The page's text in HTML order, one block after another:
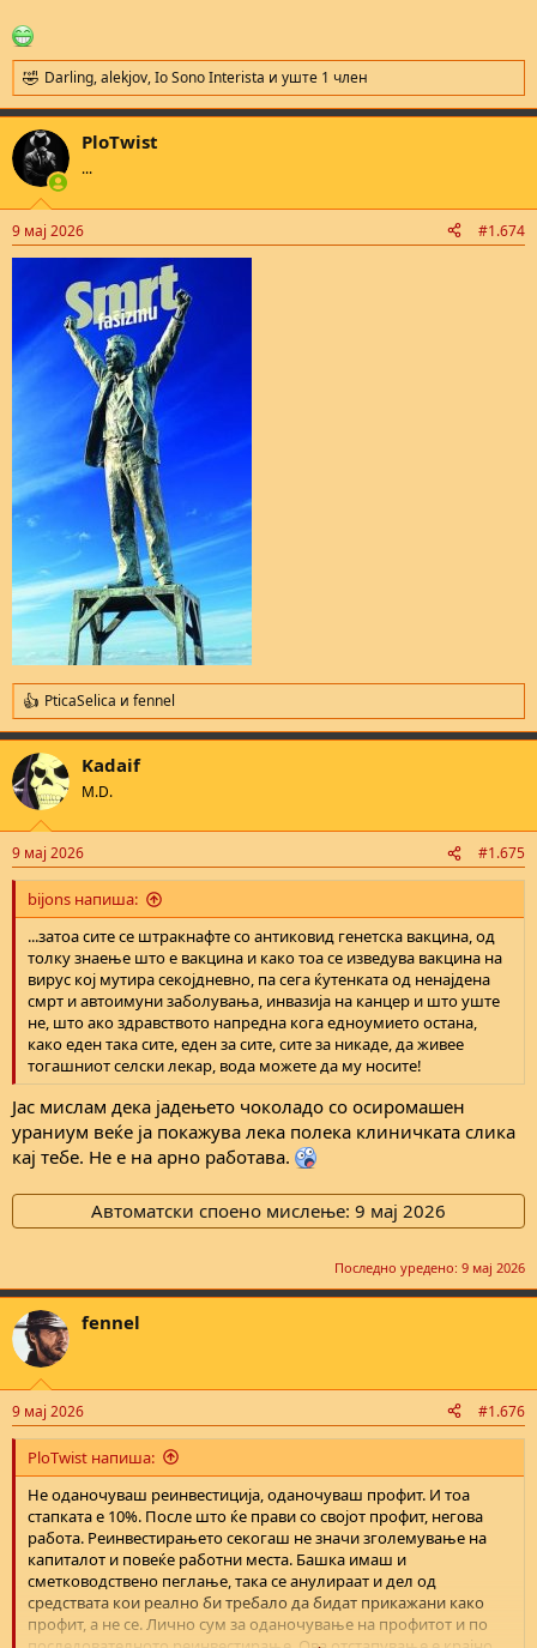
R
e
a
c
t
i
s
:
Darling,alekjov,Io Sono Interista и уште 1 член
PloTwist
...
9 мај 2026 #1.674
R
e
a
c
t
i
s
:
PticaSelica и fennel
Kadaif
M.D.
9 мај 2026 #1.675
bijons напиша:
...затоа сите се штракнафте со антиковид генетска вакцина, од
толку знаење што е вакцина и како тоа се изведува вакцина на
вирус кој мутира секојдневно, па сега ќутенката од ненајдена
смрт и автоимуни заболувања, инвазија на канцер и што уште
не, што ако здравството напредна кога едноумието остана,
како еден така сите, еден за сите, сите за никаде, да живее
тогашниот селски лекар, вода можете да му носите!
Јас мислам дека јадењето чоколадо со осиромашен
ураниум веќе ја покажува лека полека клиничката слика
кај тебе. Не е на арно работава.
Автоматски споено мислење: 9 мај 2026
Последно уредено: 9 мај 2026
fennel
9 мај 2026 #1.676
PloTwist напиша:
Не оданочуваш реинвестиција, оданочуваш профит. И тоа
стапката е 10%. После што ќе прави со својот профит, негова
работа. Реинвестирањето секогаш не значи зголемување на
капиталот и повеќе работни места. Башка имаш и
сметководствено пеглање, така се анулираат и дел од
средствата кои реално би требало да бидат прикажани како
профит, а не се. Лично сум за оданочување на профитот и по